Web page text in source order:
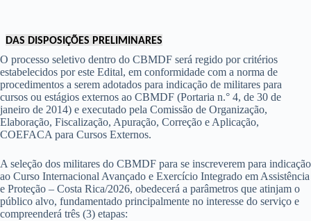
DAS DISPOSIÇÕES PRELIMINARES
O processo seletivo dentro do CBMDF será regido por critérios
estabelecidos por este Edital, em conformidade com a norma de
procedimentos a serem adotados para indicação de militares para
cursos ou estágios externos ao CBMDF (Portaria n.° 4, de 30 de
janeiro de 2014) e executado pela Comissão de Organização,
Elaboração, Fiscalização, Apuração, Correção e Aplicação,
COEFACA para Cursos Externos.
A seleção dos militares do CBMDF para se inscreverem para indicação
ao Curso Internacional Avançado e Exercício Integrado em Assistência
e Proteção – Costa Rica/2026, obedecerá a parâmetros que atinjam o
público alvo, fundamentado principalmente no interesse do serviço e
compreenderá três (3) etapas: